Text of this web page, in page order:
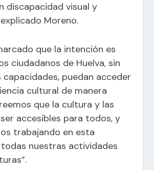
discapacidad visual y
Moreno.
que la intención es
ciudadanos de Huelva, sin
puedan acceder
cultural de manera
que la cultura y las
accesibles para todos, y
trabajando en esta
nuestras actividades